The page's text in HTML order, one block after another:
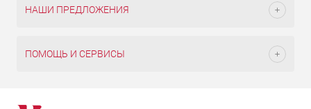
НАШИ ПРЕДЛОЖЕНИЯ
ПОМОЩЬ И СЕРВИСЫ